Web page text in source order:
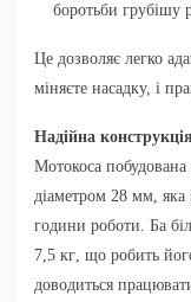
боротьби грубішу
Це дозволяє легко
міняєте насадку, і
Надійна
Мотокоса побудована
діаметром 28 мм, яка
години роботи. Ба
7,5 кг, що робить
доводиться